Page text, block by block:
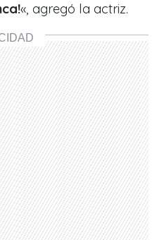
«, agregó la actriz.